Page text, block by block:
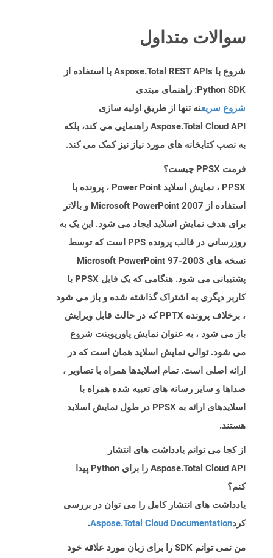
سوالات متداول
شروع با Aspose.Total REST APIs با استفاده از
Python SDK: راهنمای مبتدی
شروع سریعنه تنها از طریق اولیه سازی
Aspose.Total Cloud API راهنمایی می کند، بلکه
به نصب کتابخانه های مورد نیاز نیز کمک می کند.
فرمت PPSX چیست؟
PPSX ، نمایش اسلاید Power Point ، پرونده با
استفاده از Microsoft PowerPoint 2007 و بالاتر
برای هدف نمایش اسلاید ایجاد می شود. این یک به
روزرسانی در قالب پرونده PPS است که توسط
نسخه های Microsoft PowerPoint 97-2003
پشتیبانی می شود. هنگامی که یک فایل PPSX با
کاربر دیگری به اشتراک گذاشته شده و باز می شود
، برخلاف پرونده PPTX که در حالت قابل ویرایش
باز می شود ، به عنوان نمایش پاورپوینت شروع
می شود. توالی نمایش اسلاید همان است که در
ارائه اصلی است. تمام اسلایدها همراه با تصاویر ،
صداها و سایر رسانه های تعبیه شده همراه با
اسلایدهای ارائه به PPSX در طول نمایش اسلاید
هستند.
از کجا می توانم یادداشت های انتشار
Aspose.Total Cloud API را برای Python پیدا
کنم؟
یادداشت های انتشار کامل را می توان در بررسی
کردAspose.Total Cloud Documentation
.
من نمی توانم SDK را برای زبان مورد علاقه خود